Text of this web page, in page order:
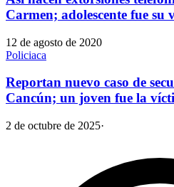
Carmen; adolescente fue su
12 de agosto de 2020
Policiaca
Reportan nuevo caso de
Cancún; un joven fue la
2 de octubre de 2025·